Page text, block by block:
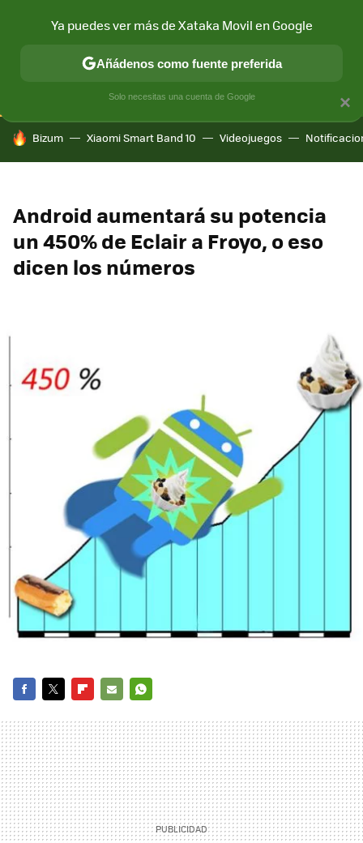
CONECTIVIDAD MÓVIL Y SOCIEDAD APLICACIONES
HOY SE HABLA DE
Bizum Xiaomi Smart Band 10 Videojuegos
Android aumentará su potencia
un 450% de Eclair a Froyo, o eso
dicen los números
MAIL
×
Ya puedes ver más de Xataka Movil en Google
Añádenos como fuente preferida
Solo necesitas una cuenta de Google